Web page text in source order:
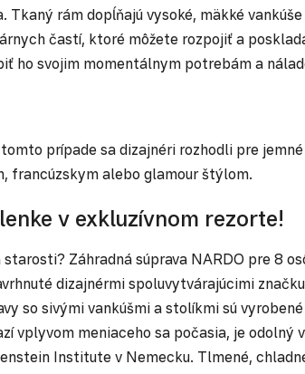
Tkaný rám dopĺňajú vysoké, mäkké
častí, ktoré môžete rozpojiť a
ho svojim momentálnym potrebám a
prípade sa dizajnéri rozhodli pre
francúzskym alebo glamour štýlom.
v exkluzívnom rezorte!
Záhradná súprava NARDO pre 8
dizajnérmi spoluvytvárajúcimi
so sivými vankúšmi a stolíkmi sú
meniaceho sa počasia, je
Institute v Nemecku. Tlmené,